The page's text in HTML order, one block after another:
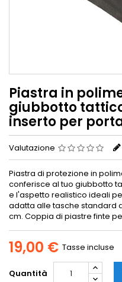
Piastra in
giubbotto
inserto per
Valutazione
Piastra di protezione in
conferisce al tuo giubbotto
e l'aspetto realistico ideali
adatta alle tasche standard
cm. Coppia di piastre finte
19,00 € Tasse incluse
Quantità